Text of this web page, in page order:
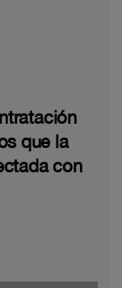
que la
con